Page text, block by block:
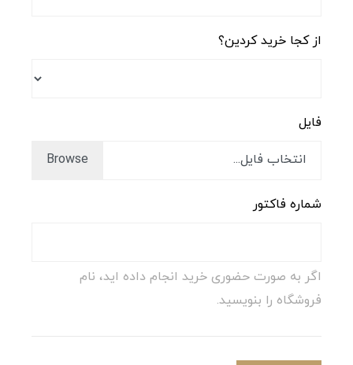
از کجا خرید کردین؟
فایل
انتخاب فایل...
شماره فاکتور
اگر به صورت حضوری خرید انجام داده اید، نام
فروشگاه را بنویسید.